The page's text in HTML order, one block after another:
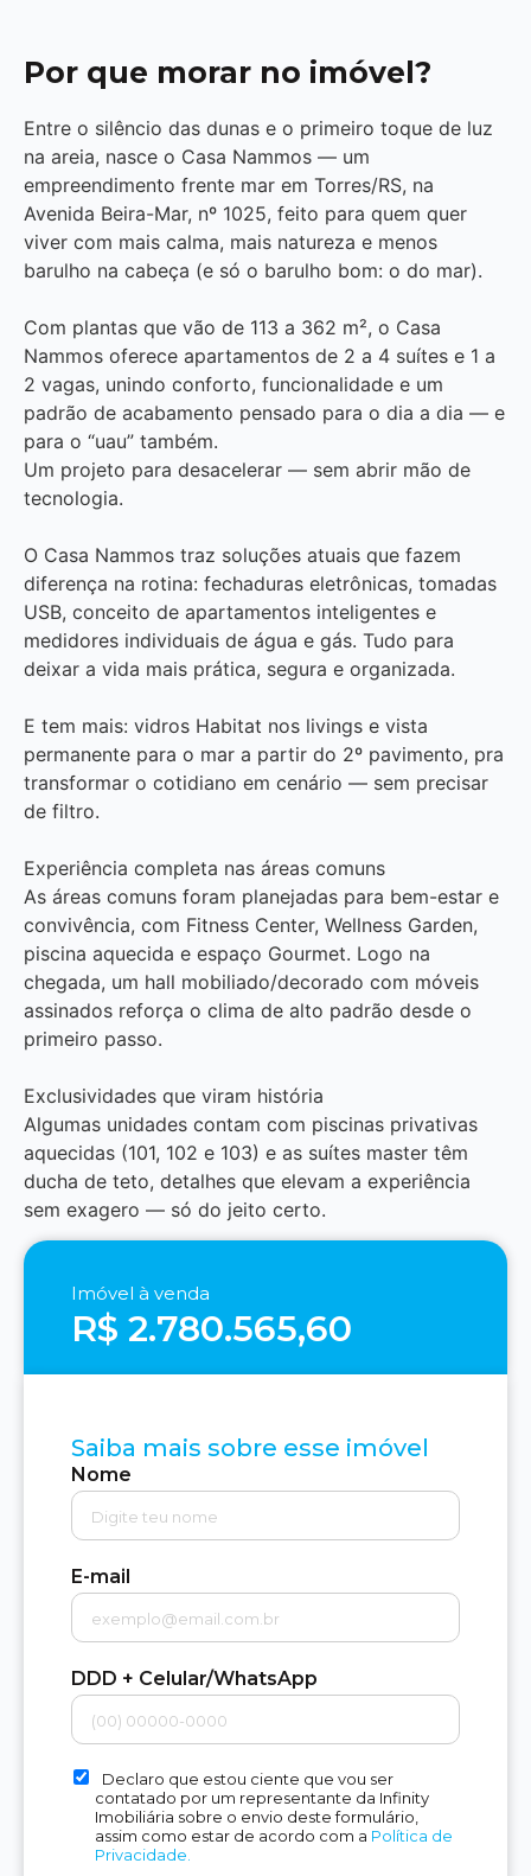
Por que morar no imóvel?
Entre o silêncio das dunas e o primeiro toque de luz
na areia, nasce o Casa Nammos — um
empreendimento frente mar em Torres/RS, na
Avenida Beira-Mar, nº 1025, feito para quem quer
viver com mais calma, mais natureza e menos
barulho na cabeça (e só o barulho bom: o do mar).
Com plantas que vão de 113 a 362 m², o Casa
Nammos oferece apartamentos de 2 a 4 suítes e 1 a
2 vagas, unindo conforto, funcionalidade e um
padrão de acabamento pensado para o dia a dia — e
para o “uau” também.
Um projeto para desacelerar — sem abrir mão de
tecnologia.
O Casa Nammos traz soluções atuais que fazem
diferença na rotina: fechaduras eletrônicas, tomadas
USB, conceito de apartamentos inteligentes e
medidores individuais de água e gás. Tudo para
deixar a vida mais prática, segura e organizada.
E tem mais: vidros Habitat nos livings e vista
permanente para o mar a partir do 2º pavimento, pra
transformar o cotidiano em cenário — sem precisar
de filtro.
Experiência completa nas áreas comuns
As áreas comuns foram planejadas para bem-estar e
convivência, com Fitness Center, Wellness Garden,
piscina aquecida e espaço Gourmet. Logo na
chegada, um hall mobiliado/decorado com móveis
assinados reforça o clima de alto padrão desde o
primeiro passo.
Exclusividades que viram história
Algumas unidades contam com piscinas privativas
aquecidas (101, 102 e 103) e as suítes master têm
ducha de teto, detalhes que elevam a experiência
sem exagero — só do jeito certo.
Imóvel à venda
R$ 2.780.565,60
Saiba mais sobre esse imóvel
Nome
E-mail
DDD + Celular/WhatsApp
Declaro que estou ciente que vou ser
contatado por um representante da Infinity
Imobiliária sobre o envio deste formulário,
assim como estar de acordo com a Política de
Privacidade.